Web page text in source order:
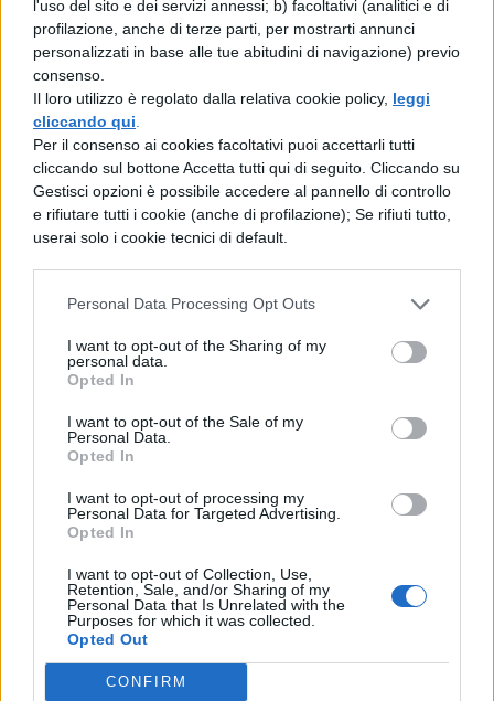
l'uso del sito e dei servizi annessi; b) facoltativi (analitici e di
profilazione, anche di terze parti, per mostrarti annunci
personalizzati in base alle tue abitudini di navigazione) previo
consenso.
Il loro utilizzo è regolato dalla relativa cookie policy, leggi
cliccando qui
Per il consenso ai cookies facoltativi puoi accettarli tutti
cliccando sul bottone Accetta tutti qui di seguito. Cliccando su
Gestisci opzioni è possibile accedere al pannello di controllo
e rifiutare tutti i cookie (anche di profilazione); Se rifiuti tutto,
userai solo i cookie tecnici di default.
Personal Data Processing Opt Outs
I want to opt-out of the Sharing of my
personal data.
Opted In
I want to opt-out of the Sale of my
Personal Data.
Opted In
I want to opt-out of processing my
Personal Data for Targeted Advertising.
Opted In
I want to opt-out of Collection, Use,
Retention, Sale, and/or Sharing of my
Personal Data that Is Unrelated with the
Purposes for which it was collected.
Opted Out
CONFIRM
discussione). E' certo che vi sia stata
un'ímboscata, ed è questo il fatto giudicato
dal senato lesivo per l'ordine pubblico: chi
dei due l'abbia tesa, questo è incerto ed è
stata proposta un'inchíesta in materia. Così
da una parte il senato ha biasimato
l'accaduto, non l'uomo, dall'altra Pompeo
quella di diritto. C'è altro, dunque, che
costituisca oggetto di dibattito, se non la
ricerca di chi dei due abbia teso un
agguato all'altro? Certamente niente più: se
è stato il qui presente Milone, che, egli non
resti impunito, se è stato Clodio, che ci si
assolva dall'accusa.